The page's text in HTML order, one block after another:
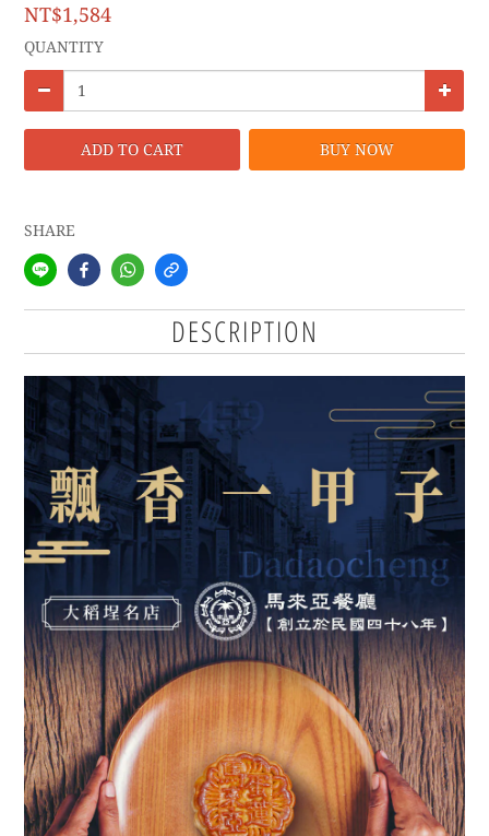
NT$1,584
QUANTITY
ADD TO CART BUY NOW
SHARE
DESCRIPTION